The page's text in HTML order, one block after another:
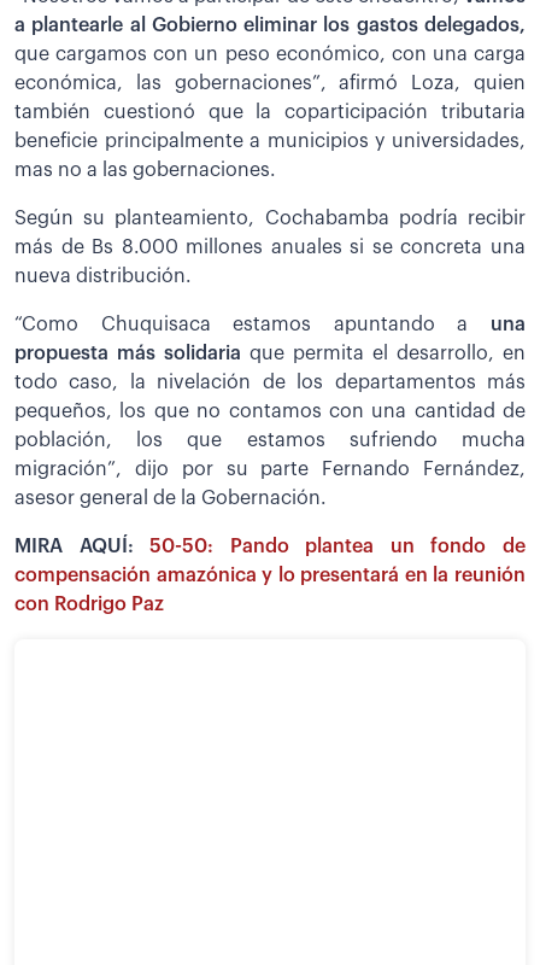
a plantearle al Gobierno eliminar los gastos delegados,
que cargamos con un peso económico, con una carga
económica, las gobernaciones”, afirmó Loza, quien
también cuestionó que la coparticipación tributaria
beneficie principalmente a municipios y universidades,
mas no a las gobernaciones.
Según su planteamiento, Cochabamba podría recibir
más de Bs 8.000 millones anuales si se concreta una
nueva distribución.
“Como Chuquisaca estamos apuntando a una
propuesta más solidaria que permita el desarrollo, en
todo caso, la nivelación de los departamentos más
pequeños, los que no contamos con una cantidad de
población, los que estamos sufriendo mucha
migración”, dijo por su parte Fernando Fernández,
asesor general de la Gobernación.
MIRA AQUÍ:50-50: Pando plantea un fondo de
compensación amazónica y lo presentará en la reunión
con Rodrigo Paz